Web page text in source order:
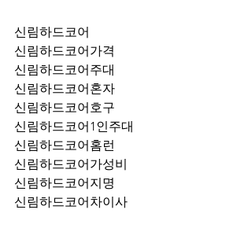
신림하드코어
신림하드코어가격
신림하드코어주대
신림하드코어혼자
신림하드코어호구
신림하드코어1인주대
신림하드코어홈런
신림하드코어가성비
신림하드코어지명
신림하드코어차이사